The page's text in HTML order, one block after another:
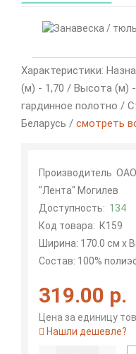
Характеристики:
(м) - 1,70 / Высота (м)
гардинное полотно /
Беларусь / смотреть
Производитель ОАО
"Лента" Могилев
Доступность: 134
Код товара: К159
Ширина: 170.0 см x
Состав: 100%
319.00 р.
Цена за единицу
Нашли дешевле?